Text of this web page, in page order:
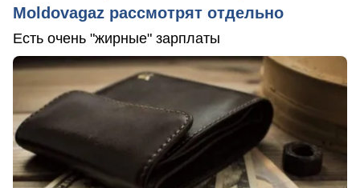
Moldovagaz рассмотрят отдельно
Есть очень "жирные" зарплаты